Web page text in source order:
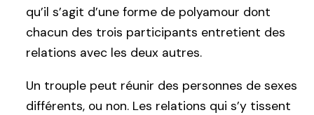
qu’il s’agit d’une forme de polyamour dont
chacun des trois participants entretient des
relations avec les deux autres.
Un trouple peut réunir des personnes de sexes
différents, ou non. Les relations qui s’y tissent